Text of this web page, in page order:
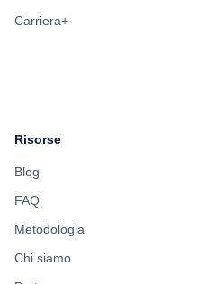
Carriera+
Risorse
Blog
FAQ
Metodologia
Chi siamo